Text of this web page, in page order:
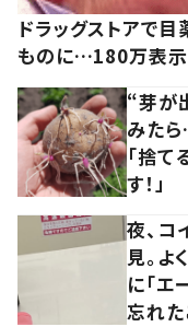
ドラッグストアで
ものに…180万表示「
“芽が
みた
「捨て
す！」
夜、コ
見。よ
に「エ
忘れた